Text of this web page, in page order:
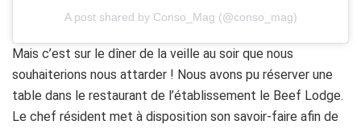
A post shared by Conso_Mag (@conso_mag)
Mais c’est sur le dîner de la veille au soir que nous
souhaiterions nous attarder ! Nous avons pu réserver une
table dans le restaurant de l’établissement le Beef Lodge.
Le chef résident met à disposition son savoir-faire afin de